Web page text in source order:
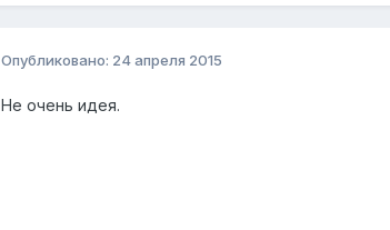
Опубликовано: 24 апреля 2015
Не очень идея.